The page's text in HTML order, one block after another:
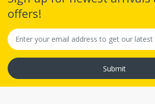
offers!
Submit